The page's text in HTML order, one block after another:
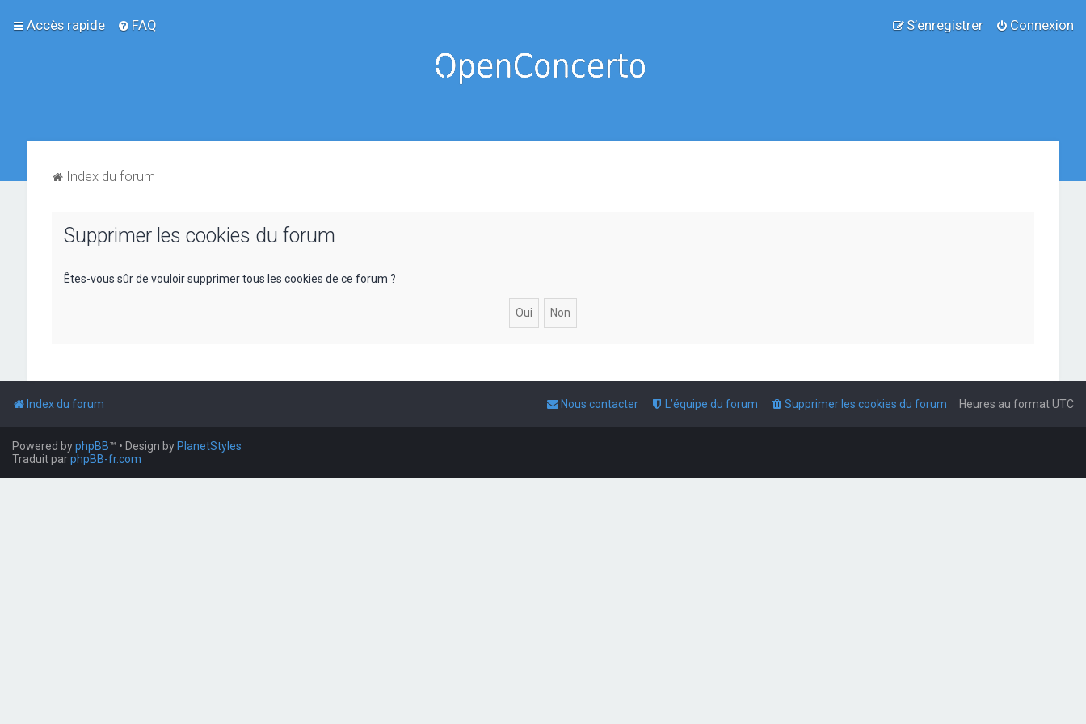
Accès rapide FAQ Connexion
S’enregistrer
Index du forum
Supprimer les cookies du forum
Êtes-vous sûr de vouloir supprimer tous les cookies de ce forum ?
Index du forum Heures au formatUTC
Supprimer les cookies du forum
L’équipe du forum
Nous contacter
Powered byphpBB™ • Design by PlanetStyles
Traduit parphpBB-fr.com